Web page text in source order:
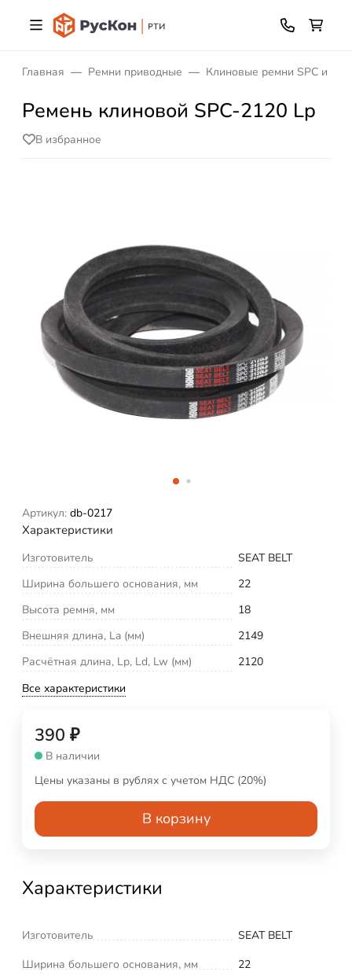
Главная Ремни приводные Клиновые ремни SPC и XPC
Ремень клиновой SPC-2120 Lp
В избранное
Артикул: db-0217
Характеристики
Изготовитель
SEAT BELT
Ширина большего основания, мм
22
Высота ремня, мм
18
Внешняя длина, La (мм)
2149
Расчётная длина, Lp, Ld, Lw (мм)
2120
Все характеристики
390 ₽
В наличии
Цены указаны в рублях с учетом НДС (20%)
В корзину
Характеристики
Изготовитель
SEAT BELT
Ширина большего основания, мм
22